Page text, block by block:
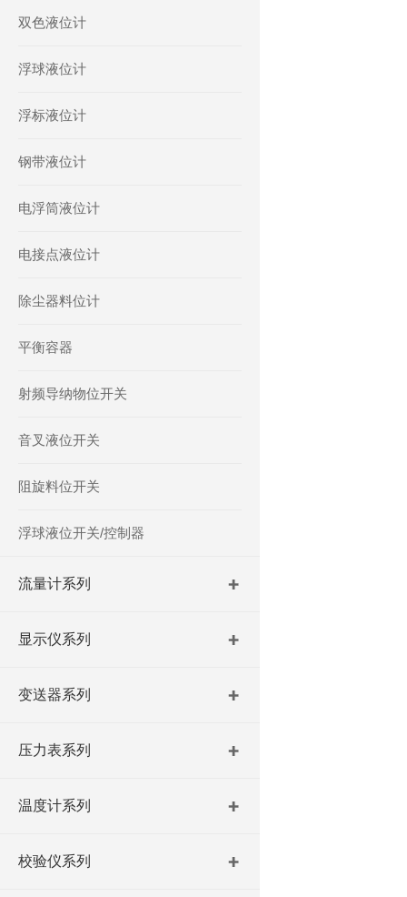
双色液位计
浮球液位计
浮标液位计
钢带液位计
电浮筒液位计
电接点液位计
除尘器料位计
平衡容器
射频导纳物位开关
音叉液位开关
阻旋料位开关
浮球液位开关/控制器
流量计系列
显示仪系列
变送器系列
压力表系列
温度计系列
校验仪系列